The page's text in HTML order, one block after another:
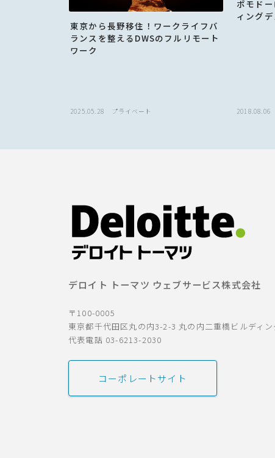
東京から長野移住！ワークライフバ
ランスを整えるDWSのフルリモート
ワーク
2025.05.28 プライベート
ポモド
ィングデ
2018.08.06
デロイト トーマツ ウェブサービス株式会社
〒100-0005
東京都千代田区丸の内3-2-3 丸の内二重橋ビルディン
代表電話 03-6213-2030
コーポレートサイト